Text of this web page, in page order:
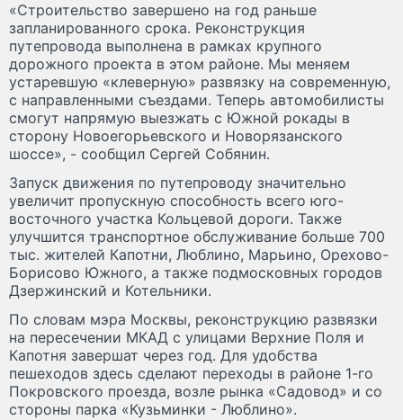
«Строительство завершено на год раньше
запланированного срока. Реконструкция
путепровода выполнена в рамках крупного
дорожного проекта в этом районе. Мы меняем
устаревшую «клеверную» развязку на современную,
с направленными съездами. Теперь автомобилисты
смогут напрямую выезжать с Южной рокады в
сторону Новоегорьевского и Новорязанского
шоссе», - сообщил Сергей Собянин.
Запуск движения по путепроводу значительно
увеличит пропускную способность всего юго-
восточного участка Кольцевой дороги. Также
улучшится транспортное обслуживание больше 700
тыс. жителей Капотни, Люблино, Марьино, Орехово-
Борисово Южного, а также подмосковных городов
Дзержинский и Котельники.
По словам мэра Москвы, реконструкцию развязки
на пересечении МКАД с улицами Верхние Поля и
Капотня завершат через год. Для удобства
пешеходов здесь сделают переходы в районе 1-го
Покровского проезда, возле рынка «Садовод» и со
стороны парка «Кузьминки - Люблино».